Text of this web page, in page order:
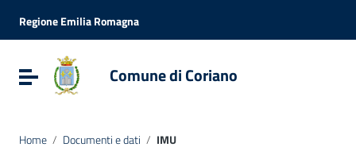
Vai al menu di navigazione
Vai al footer
Regione Emilia Romagna
Attiva / disattiva la navigazione
Comune di Coriano
Home / Documenti e dati / IMU